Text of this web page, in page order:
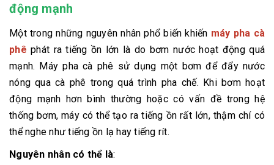
động mạnh
Một trong những nguyên nhân phổ biến khiến máy pha cà
phê phát ra tiếng ồn lớn là do bơm nước hoạt động quá
mạnh. Máy pha cà phê sử dụng một bơm để đẩy nước
nóng qua cà phê trong quá trình pha chế. Khi bơm hoạt
động mạnh hơn bình thường hoặc có vấn đề trong hệ
thống bơm, máy có thể tạo ra tiếng ồn rất lớn, thậm chí có
thể nghe như tiếng ồn lạ hay tiếng rít.
Nguyên nhân có thể là: